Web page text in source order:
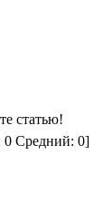
статью!
0Средний: 0]